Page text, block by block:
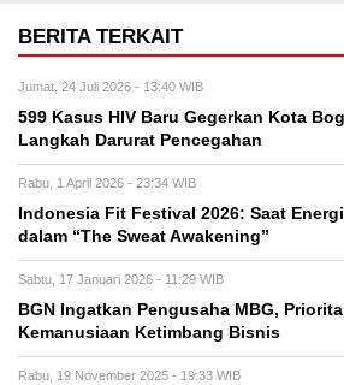
BERITA TERKAIT
Jumat, 24 Juli 2026 - 13:40 WIB
599 Kasus HIV Baru Gegerkan Kota
Langkah Darurat Pencegahan
Rabu, 1 April 2026 - 23:34 WIB
Indonesia Fit Festival 2026: Saat
dalam “The Sweat Awakening”
Sabtu, 17 Januari 2026 - 11:29 WIB
BGN Ingatkan Pengusaha MBG,
Kemanusiaan Ketimbang Bisnis
Rabu, 19 November 2025 - 19:33 WIB